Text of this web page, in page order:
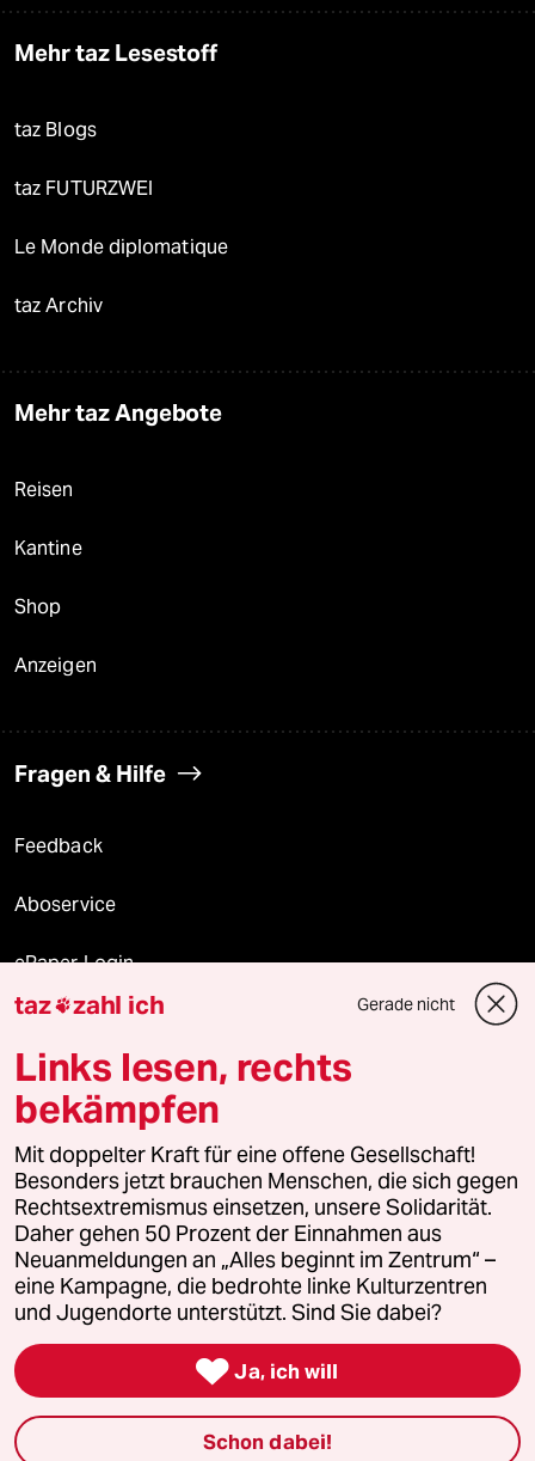
Mehr taz Lesestoff
taz Blogs
taz FUTURZWEI
Le Monde diplomatique
taz Archiv
Mehr taz Angebote
Reisen
Kantine
Shop
Anzeigen
Fragen & Hilfe
Feedback
Aboservice
ePaper Login
Downloads für Abonnierende
© 2026 taz Verlags und Vertriebs GmbH
Alle Rechte vorbehalten. Bei rechtlichen Fragen oder für Genehmigungen
wenden Sie sich bitte an
lizenzen@taz.de
Feedback Redaktionsstatut Kommune-Richtlinien
Leitlinie Informant Datenschutz Impressum AGB
Seitenwende Einwilligungen widerrufen (Ads)
taz zahl ich Gerade nicht
Links lesen, rechts
bekämpfen
Mit doppelter Kraft für eine offene Gesellschaft!
Besonders jetzt brauchen Menschen, die sich gegen
Rechtsextremismus einsetzen, unsere Solidarität.
Daher gehen 50 Prozent der Einnahmen aus
Neuanmeldungen an „Alles beginnt im Zentrum“ –
eine Kampagne, die bedrohte linke Kulturzentren
und Jugendorte unterstützt. Sind Sie dabei?
 Ja, ich will
Schon dabei!